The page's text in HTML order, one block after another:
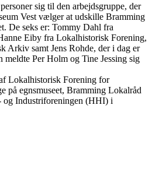
sig til den arbejdsgruppe, der
Vest vælger at udskille Bramming
De seks er: Tommy Dahl fra
Eiby fra Lokalhistorisk Forening,
Arkiv samt Jens Rohde, der i dag er
Per Holm og Tine Jessing sig
Lokalhistorisk Forening for
på egnsmuseet, Bramming Lokalråd
og Industriforeningen (HHI) i